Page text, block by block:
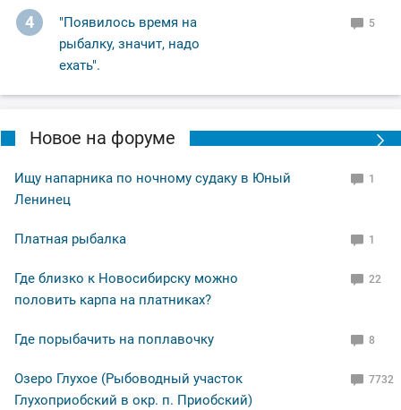
4
"Появилось время на
рыбалку, значит, надо
ехать".
5
Новое на форуме
Ищу напарника по ночному судаку в Юный
Ленинец
1
Платная рыбалка 1
Где близко к Новосибирску можно
половить карпа на платниках?
22
Где порыбачить на поплавочку 8
Озеро Глухое (Рыбоводный участок
Глухоприобский в окр. п. Приобский)
7732